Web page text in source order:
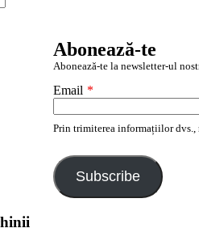
Abonează-te
Abonează-te la newsletter-ul
Email *
Prin trimiterea informațiilor dvs.,
Subscribe